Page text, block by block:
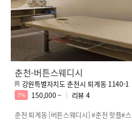
춘천-버튼스웨디시
강원특별자치도 춘천시 퇴계동 1140-1
7% 150,000 ~ 리뷰 4
춘천 퇴계동 [버튼스웨디시] #춘천 핫플#